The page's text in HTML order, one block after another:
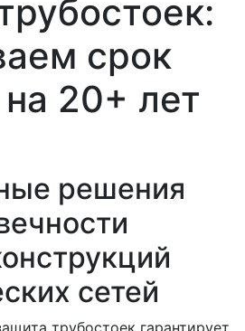
срок
20+ лет
решения
сетей
трубостоек гарантирует